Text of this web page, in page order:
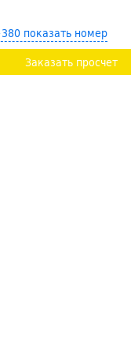
показать номер
Заказать просчет